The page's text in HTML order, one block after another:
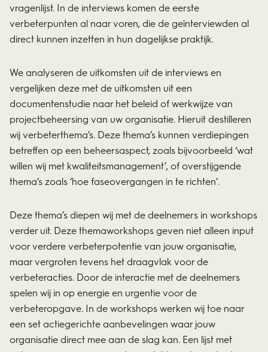
vragenlijst. In de interviews komen de eerste
verbeterpunten al naar voren, die de geïnterviewden al
direct kunnen inzetten in hun dagelijkse praktijk.
We analyseren de uitkomsten uit de interviews en
vergelijken deze met de uitkomsten uit een
documentenstudie naar het beleid of werkwijze van
projectbeheersing van uw organisatie. Hieruit destilleren
wij verbeterthema’s. Deze thema’s kunnen verdiepingen
betreffen op een beheersaspect, zoals bijvoorbeeld ‘wat
willen wij met kwaliteitsmanagement’, of overstijgende
thema’s zoals ‘hoe faseovergangen in te richten’.
Deze thema’s diepen wij met de deelnemers in workshops
verder uit. Deze themaworkshops geven niet alleen input
voor verdere verbeterpotentie van jouw organisatie,
maar vergroten tevens het draagvlak voor de
verbeteracties. Door de interactie met de deelnemers
spelen wij in op energie en urgentie voor de
verbeteropgave. In de workshops werken wij toe naar
een set actiegerichte aanbevelingen waar jouw
organisatie direct mee aan de slag kan. Een lijst met